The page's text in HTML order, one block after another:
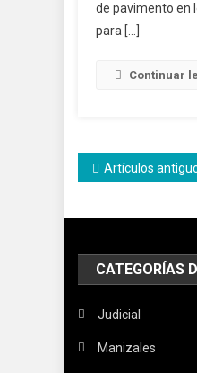
de pavimento en
para […]
Continuar
Artículos
CATEGORÍAS
Judicial
Manizales